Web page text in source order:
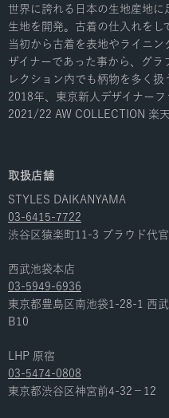
世界に誇れる日本の生地産地に
生地を開発。古着の仕入れを
当初から古着を表地やライニ
ザイナーであった事から、グラ
レクション内でも柄物を多く扱
2018年、東京新人デザイナーフ
2021/22 AW COLLECTION 楽
取扱店舗
STYLES DAIKANYAMA
03-6415-7722
渋谷区猿楽町11-3 ブラウド代
⻄武池袋本店
03-5949-6936
東京都豊島区南池袋1-28-1 ⻄
B10
LHP 原宿
03-5474-0808
東京都渋谷区神宮前4-32−12